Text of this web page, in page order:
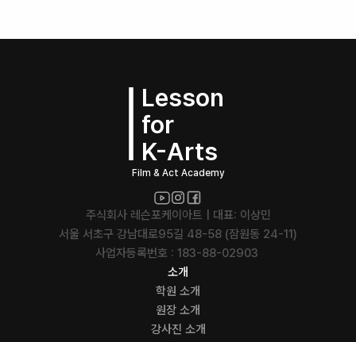
Lesson
for
K-Arts
Film & Act Academy
주식회사 레슨포케이아트 | 대표: 이상민
서울 서초구 강남대로95길 48-58 (잠원동 24-11)
사업자등록번호 : 183-88-02903
소개
학원 소개
원장 소개
강사진 소개